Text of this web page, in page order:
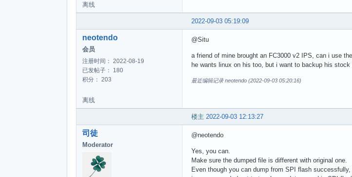
离线
2022-09-03 05:19:09
neotendo
会员
注册时间： 2022-08-19
已发帖子： 180
积分： 203
@Situ
a friend of mine brought an FC3000 v2 IPS, can i use
he wants linux on his too, but i want to backup his stock
最近编辑记录 neotendo (2022-09-03 05:20:16)
离线
楼主 2022-09-03 12:13:27
司徒
Moderator
@neotendo
Yes, you can.
Make sure the dumped file is different with original one.
Even though you can dump from SPI flash